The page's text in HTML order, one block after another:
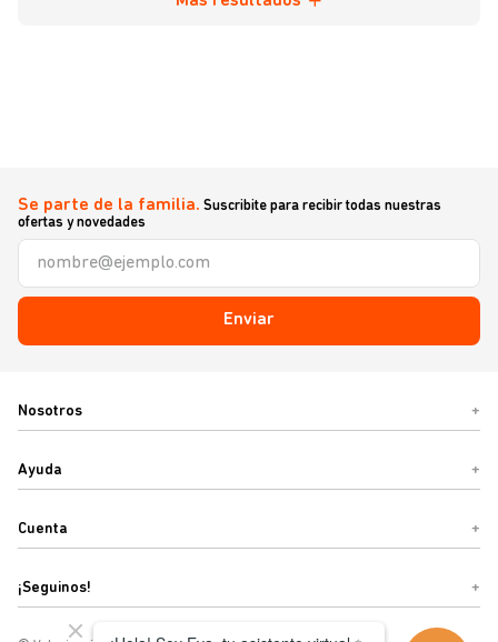
Se parte de la familia. Suscribite para recibir todas nuestras
ofertas y novedades
Enviar
Nosotros +
Ayuda +
Cuenta +
¡Seguinos! +